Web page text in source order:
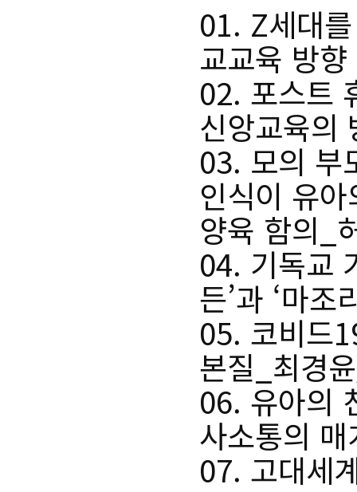
01. Z세대
교교육 방
02. 포스트
신앙교육의
03. 모의 부
인식이 유
양육 함의_
04. 기독교
든’과 ‘마
05. 코비드
본질_최경
06. 유아의
사소통의
07. 고대세